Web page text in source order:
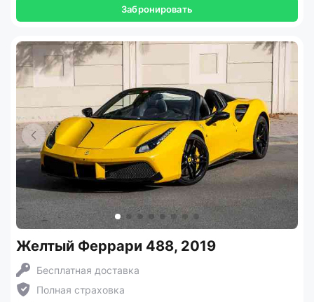
Забронировать
Желтый Феррари 488, 2019
Бесплатная доставка
Полная страховка